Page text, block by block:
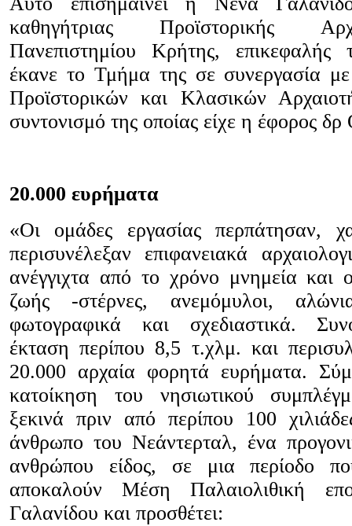
καθηγήτριας Προϊστορικής
Πανεπιστημίου Κρήτης,
έκανε το Τμήμα της σε συνεργασία
Προϊστορικών και Κλασικών
συντονισμό της οποίας είχε η έφορος
20.000 ευρήματα
«Οι ομάδες εργασίας περπάτησαν,
περισυνέλεξαν επιφανειακά
ανέγγιχτα από το χρόνο μνημεία και
ζωής -στέρνες, ανεμόμυλοι,
φωτογραφικά και σχεδιαστικά.
έκταση περίπου 8,5 τ.χλμ. και
20.000 αρχαία φορητά ευρήματα.
κατοίκηση του νησιωτικού
ξεκινά πριν από περίπου 100
άνθρωπο του Νεάντερταλ, ένα
ανθρώπου είδος, σε μια περίοδο
αποκαλούν Μέση Παλαιολιθική
Γαλανίδου και προσθέτει: